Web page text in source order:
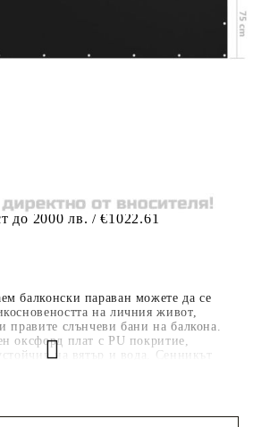
балконски параван можете да се
на личния живот,
правите слънчеви бани на балкона.
оксфорд плат с PU покритие,
на вятър и вода. Сенникът
въже.
да я платите към тях:
месечни вноски с оскъпяване. За
до 2000 лв. / €1022.61